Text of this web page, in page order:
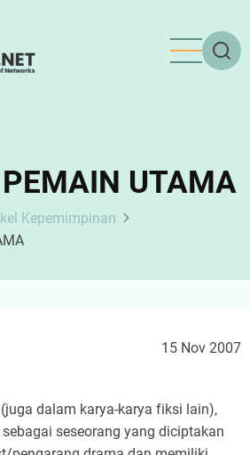
UTAMA
Kepemimpinan
15 Nov 2007
dalam karya-karya fiksi lain),
seseorang yang diciptakan